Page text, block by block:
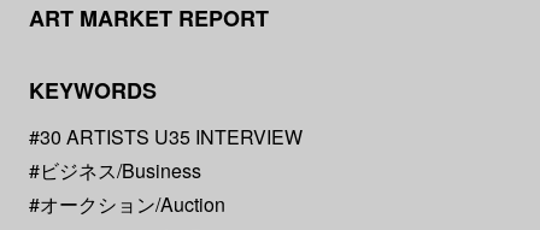
ART MARKET REPORT
KEYWORDS
#30 ARTISTS U35 INTERVIEW
#ビジネス/Business
#オークション/Auction